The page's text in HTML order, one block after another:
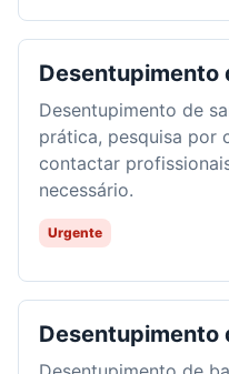
Desentupimento
Desentupimento de
prática, pesquisa por
contactar
necessário.
Urgente
Desentupimento